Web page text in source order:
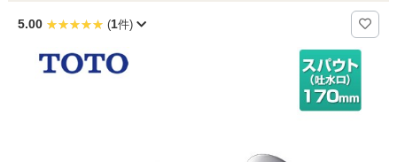
5.00 (1件)